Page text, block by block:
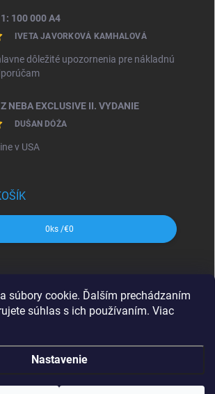
súbory cookie. Ďalším prechádzaním
súhlas s ich používaním. Viac
Nastavenie
100 000 A4
IVETA JAVORKOVÁ KAMHALOVÁ
dôležité upozornenia pre nákladnú
NEBA EXCLUSIVE II. VYDANIE
DUŠAN DÓŽA
v USA
0 ks /€0
Harmanec
CBS Slovensko
svetmap.sk. Všetky práva vyhradené.Upraviť